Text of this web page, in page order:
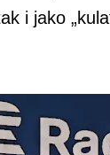
i jako